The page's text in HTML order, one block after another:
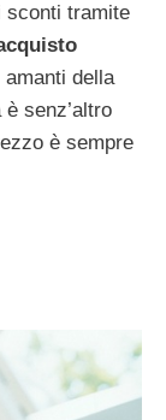
sconti tramite
della
senz’altro
è sempre